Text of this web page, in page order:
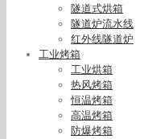
隧道式烘箱
隧道炉流水线
红外线隧道炉
工业烤箱
工业烘箱
热风烤箱
恒温烤箱
高温烤箱
防爆烤箱